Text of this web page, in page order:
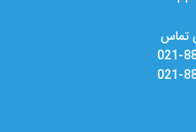
تماس
021-
021-